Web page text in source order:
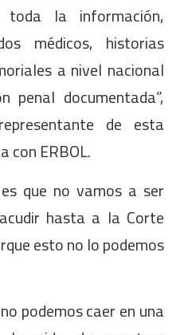
toda la información,
médicos, historias
a nivel nacional
penal documentada”,
de esta
con ERBOL.
que no vamos a ser
hasta a la Corte
esto no lo podemos
podemos caer en una